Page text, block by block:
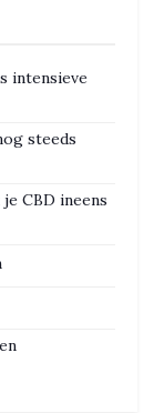
intensieve
steeds
CBD ineens